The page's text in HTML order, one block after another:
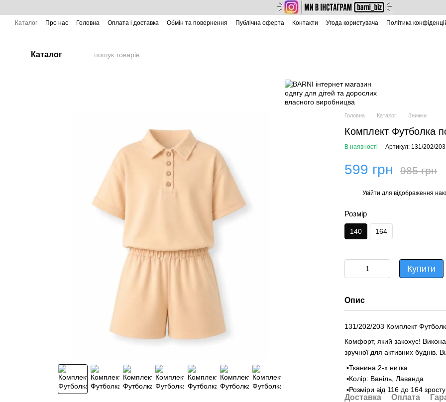
Каталог Про нас Головна Оплата і доставка Обмін та повернення Публічна оферта Контакти Угода користувача Політика
Каталог
Головна Каталог Знижки
Комплект Футболка
В наявності Артикул: 131/202/
599 грн 985 грн
Увійти для відображення
Розмір
140 164
Купити
Опис
131/202/203 Комплект
Комфорт, який закохує!
зручної для активних буднів.
▪️Тканина 2-х нитка
▪️Колір: Ваніль, Лаванда
▪️Розміри від 116 до 164 зросту
Доставка Оплата